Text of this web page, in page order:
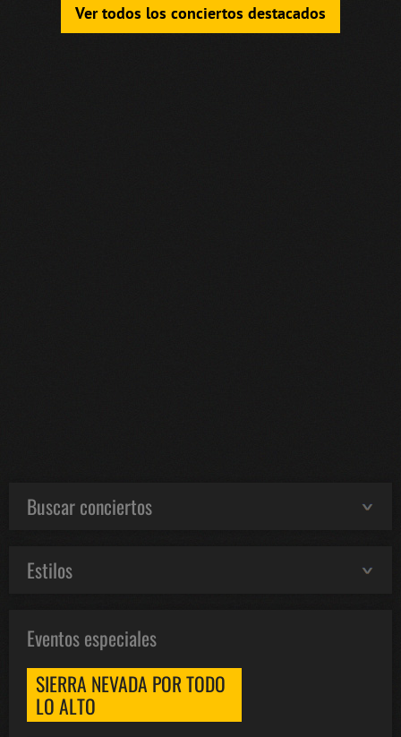
Ver todos los conciertos destacados
Buscar conciertos
Estilos
Eventos especiales
SIERRA NEVADA POR TODO
LO ALTO